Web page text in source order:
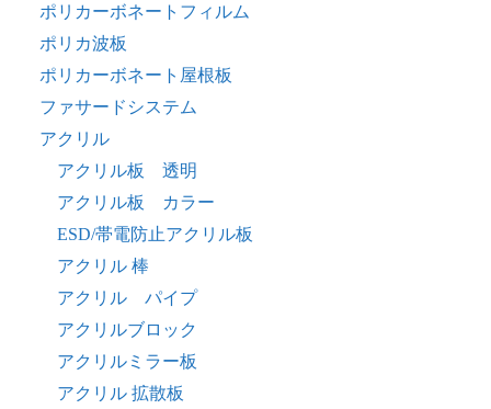
ポリカーボネートフィルム
ポリカ波板
ポリカーボネート屋根板
ファサードシステム
アクリル
アクリル板 透明
アクリル板 カラー
ESD/帯電防止アクリル板
アクリル 棒
アクリル パイプ
アクリルブロック
アクリルミラー板
アクリル 拡散板